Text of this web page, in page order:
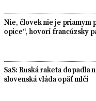
Nie, človek nie je priamym
opice“, hovorí francúzsky
SaS: Ruská raketa dopadla
slovenská vláda opäť mlčí